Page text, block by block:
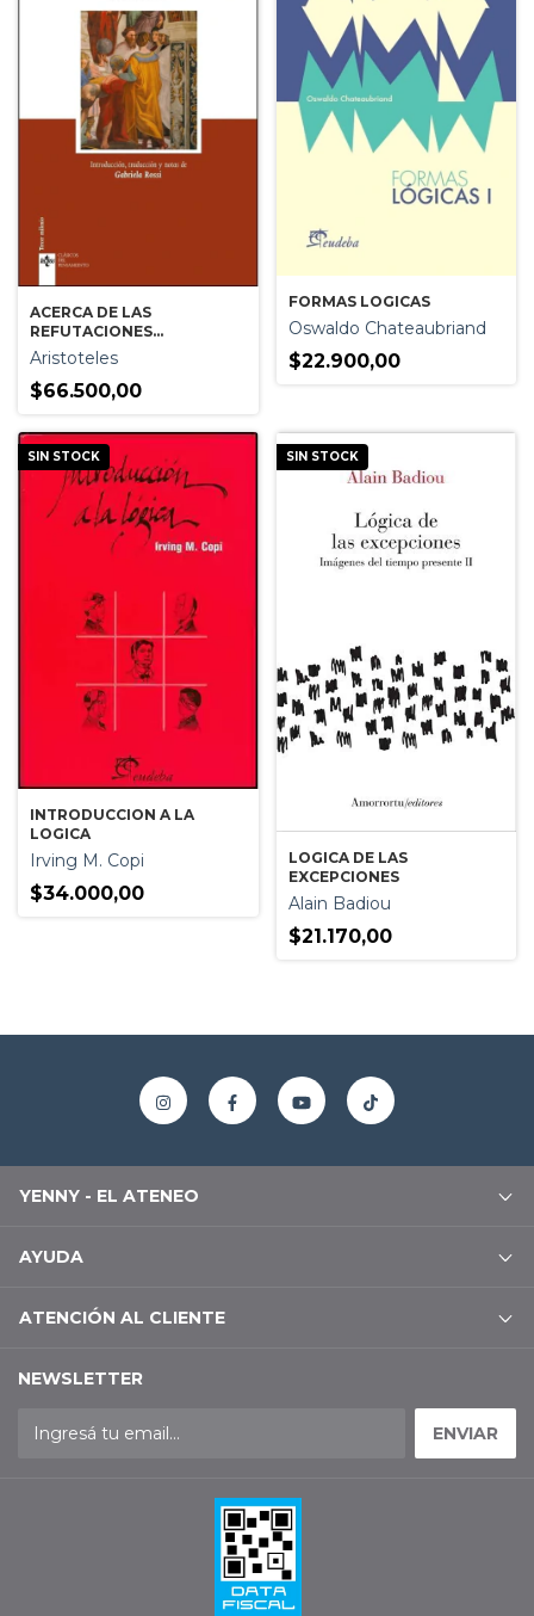
ACERCA DE LAS
REFUTACIONES
SOFISTICAS
Aristoteles
$66.500,00
FORMAS LOGICAS
Oswaldo Chateaubriand
$22.900,00
SIN STOCK
INTRODUCCION A LA
LOGICA
Irving M. Copi
$34.000,00
SIN STOCK
LOGICA DE LAS
EXCEPCIONES
Alain Badiou
$21.170,00
YENNY - EL ATENEO
AYUDA
ATENCIÓN AL CLIENTE
NEWSLETTER